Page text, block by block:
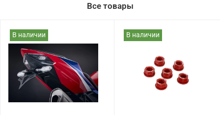
Все товары
В наличии В наличии